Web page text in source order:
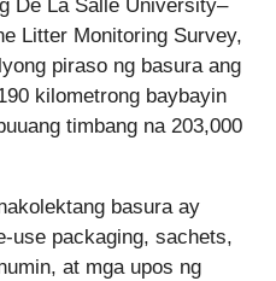
De La Salle University–
Litter Monitoring Survey,
piraso ng basura ang
kilometrong baybayin
timbang na 203,000
basura ay
use packaging, sachets,
at mga upos ng